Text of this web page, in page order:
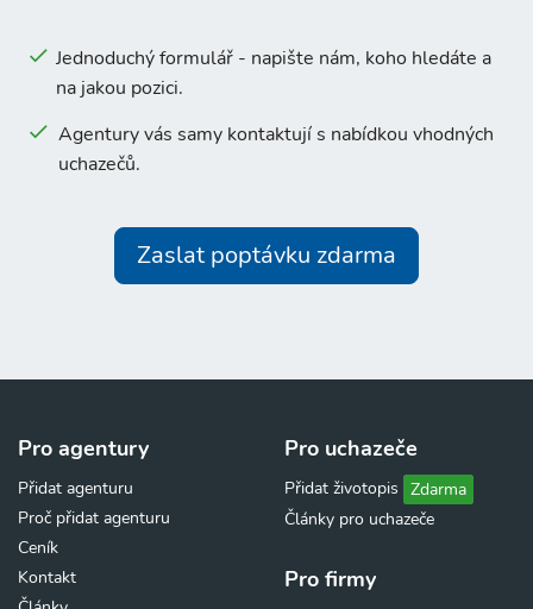
Jednoduchý formulář - napište nám, koho hledáte a
na jakou pozici.
Agentury vás samy kontaktují s nabídkou vhodných
uchazečů.
Zaslat poptávku zdarma
Pro agentury
Přidat agenturu
Proč přidat agenturu
Ceník
Kontakt
Pro uchazeče
Přidat životopis Zdarma
Články pro uchazeče
Pro firmy